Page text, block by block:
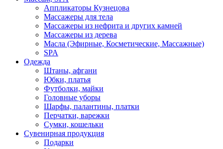
Аппликаторы Кузнецова
Массажеры для тела
Массажеры из нефрита и других камней
Массажеры из дерева
Масла (Эфирные, Косметические, Массажные)
SPA
Одежда
Штаны, афгани
Юбки, платья
Футболки, майки
Головные уборы
Шарфы, палантины, платки
Перчатки, варежки
Сумки, кошельки
Сувенирная продукция
Подарки